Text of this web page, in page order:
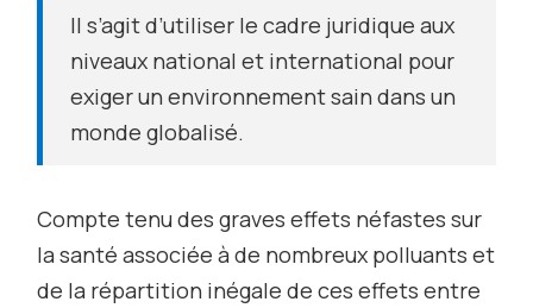
Il s’agit d’utiliser le cadre juridique aux
niveaux national et international pour
exiger un environnement sain dans un
monde globalisé.
Compte tenu des graves effets néfastes sur
la santé associée à de nombreux polluants et
de la répartition inégale de ces effets entre